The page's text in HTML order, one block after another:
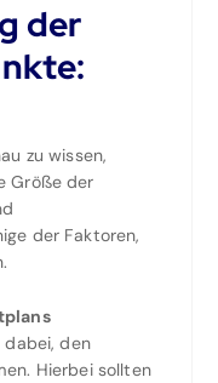
der
zu wissen,
Größe der
der Faktoren,
dabei, den
Hierbei sollten